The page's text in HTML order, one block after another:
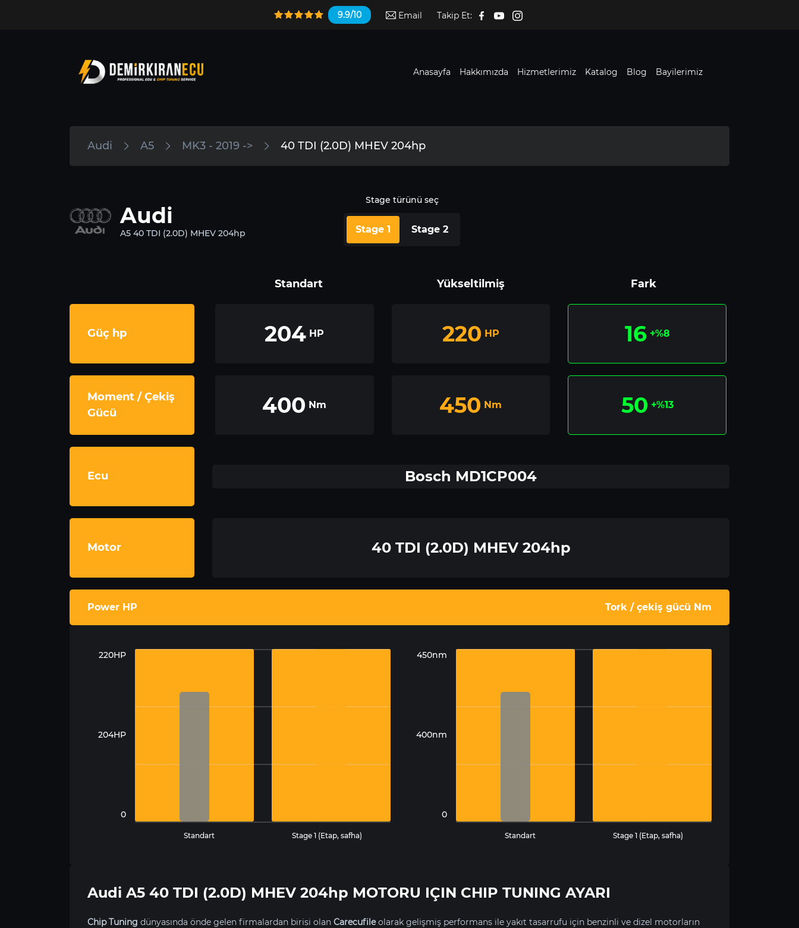
9.9/10 Email Takip Et:
Anasayfa Hakkımızda Hizmetlerimiz Katalog Blog Bayilerimiz
Audi A5 MK3 - 2019 -> 40 TDI (2.0D) MHEV 204hp
Audi
A5 40 TDI (2.0D) MHEV 204hp
Stage türünü seç
Stage 1 Stage 2
Standart Yükseltilmiş Fark
Güç hp 204 HP 220 HP 16 +%8
Moment / Çekiş
Gücü
400 Nm 450 Nm 50 +%13
Ecu Bosch MD1CP004
Motor 40 TDI (2.0D) MHEV 204hp
Power HP Tork / çekiş gücü Nm
220HP
204HP
0
Standart Stage 1 (Etap, safha)
450nm
400nm
0
Standart Stage 1 (Etap, safha)
Audi A5 40 TDI (2.0D) MHEV 204hp MOTORU IÇIN CHIP TUNING AYARI
Chip Tuning dünyasında önde gelen firmalardan birisi olan Carecufileolarak gelişmiş performans ile yakıt tasarrufu için benzinli ve dizel motorların